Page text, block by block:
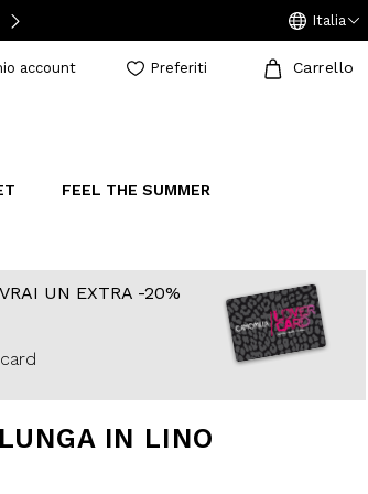
Italia
account Preferiti Carrello
FEEL THE SUMMER
UN EXTRA -20%
IN LINO